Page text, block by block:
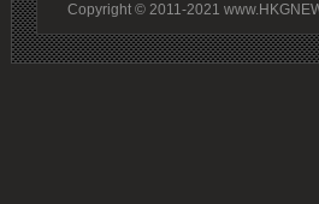
Copyright © 2011-2021